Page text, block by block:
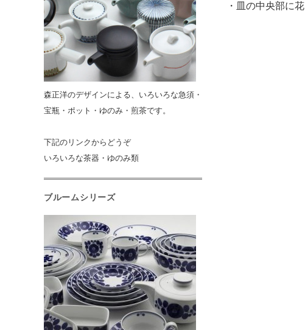
・皿の中央部に
森正洋のデザインによる、いろいろな急須・
宝瓶・ポット・ゆのみ・煎茶です。
下記のリンクからどうぞ
いろいろな茶器・ゆのみ類
ブルームシリーズ